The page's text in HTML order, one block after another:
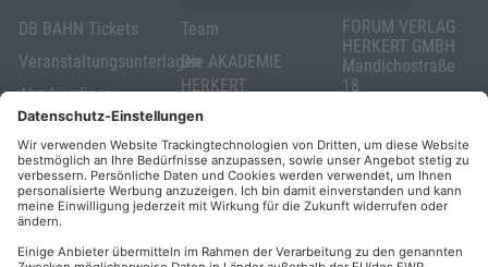
DB BAHN Tickets
Veranstaltungsunterlagen
Abo kündigen
Widerrufsrecht
für Verbraucher
Elektronischer
Geschäftsverkehr
Team
Die AKADEMIE
HERKERT
FORUM VERLAG
HERKERT
Kontakt
FORUM VERLAG
HERKERT GMBH
Mandichostraße
18
Telefon: +49
(0)8233 381-123
Telefax: +49
(0)8233 381-222
E-Mail:
herkert.de